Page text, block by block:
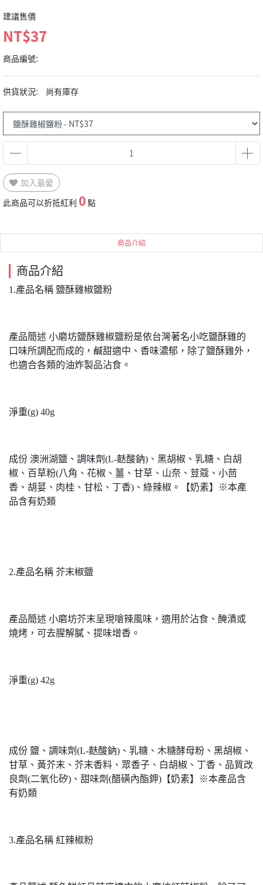
建議售價
NT$37
商品編號:
供貨狀況: 尚有庫存
加入最愛
此商品可以折抵紅利 0點
商品介紹
商品介紹
1.產品名稱 鹽酥雞椒鹽粉
產品簡述 小磨坊鹽酥雞椒鹽粉是依台灣著名小吃鹽酥雞的
口味所調配而成的，鹹甜適中、香味濃郁，除了鹽酥雞外，
也適合各類的油炸製品沾食。
淨重(g) 40g
成份 澳洲湖鹽、調味劑(L-麩酸鈉)、黑胡椒、乳糖、白胡
椒、百草粉(八角、花椒、薑、甘草、山奈、荳蔻、小茴
香、胡荽、肉桂、甘松、丁香)、綠辣椒。【奶素】※本產
品含有奶類
2.產品名稱 芥末椒鹽
產品簡述 小磨坊芥末呈現嗆辣風味，適用於沾食、醃漬或
燒烤，可去腥解膩、提味增香。
淨重(g) 42g
成份 鹽、調味劑(L-麩酸鈉)、乳糖、木糖酵母粉、黑胡椒、
甘草、黃芥末、芥末香料、眾香子、白胡椒、丁香、品質改
良劑(二氧化矽)、甜味劑(醋磺內酯鉀)【奶素】※本產品含
有奶類
3.產品名稱 紅辣椒粉